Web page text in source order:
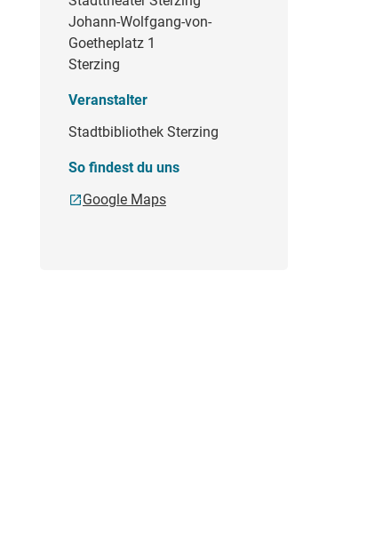
Johann-Wolfgang-von-
Goetheplatz 1
Sterzing
Veranstalter
Stadtbibliothek Sterzing
So findest du uns
Google Maps